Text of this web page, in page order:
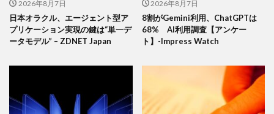
2026年8月7日
日本オラクル、エージェント型ア
プリケーション実現の鍵は“単一デ
ータモデル” – ZDNET Japan
2026年8月7日
8割がGemini利用、ChatGPTは
68% AI利用調査【アンケー
ト】-Impress Watch